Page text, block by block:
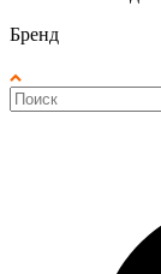
Бренд